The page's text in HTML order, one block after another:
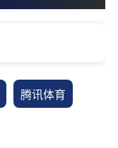
腾讯体育